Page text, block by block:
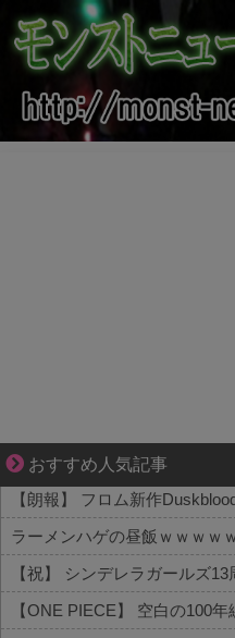
おすすめ人気記事
妻との生活が、夫をうつへ追
ラーメンハゲの昼飯ｗｗｗｗ
【ONE PIECE】 空白の100